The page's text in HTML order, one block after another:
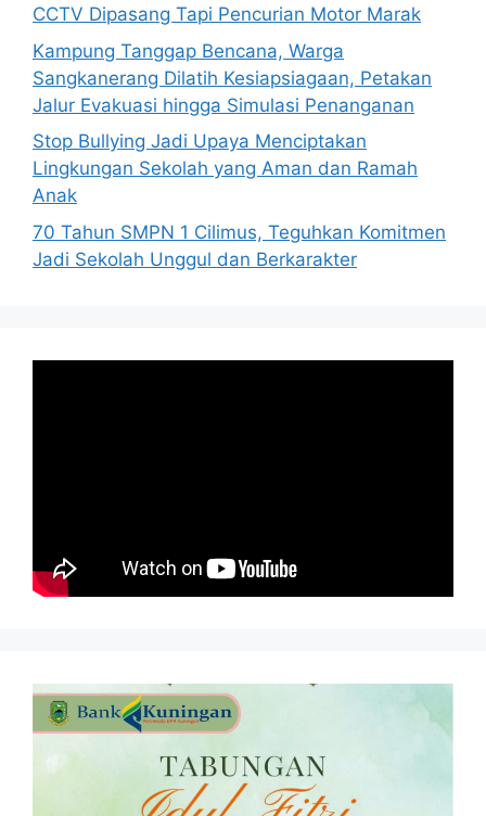
CCTV Dipasang Tapi Pencurian Motor Marak
Kampung Tanggap Bencana, Warga
Sangkanerang Dilatih Kesiapsiagaan, Petakan
Jalur Evakuasi hingga Simulasi Penanganan
Stop Bullying Jadi Upaya Menciptakan
Lingkungan Sekolah yang Aman dan Ramah
Anak
70 Tahun SMPN 1 Cilimus, Teguhkan Komitmen
Jadi Sekolah Unggul dan Berkarakter